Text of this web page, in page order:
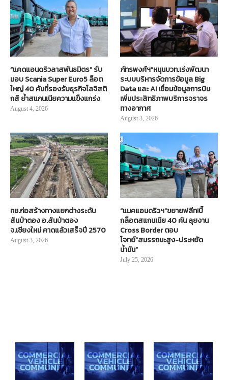
“แคดแอนดริวลาสพันธมิตร” รับ
มอบ Scania Super Euro5 ล็อต
ใหญ่ 40 คันที่รองรับธุรกิจโลจิสติ
กส์ ย้ำสแกนเนียความแข็งแกร่ง
August 4, 2026
ภัทรพงศ์ฯ”หนุนบวท.เร่งพัฒนา
ระบบบริหารจัดการข้อมูล Big
Data และ AI เชื่อมข้อมูลการบิน
เพิ่มประสิทธิภาพบริการจราจร
ทางอากาศ
August 3, 2026
ทช.ก่อสร้างทางแยกต่างระดับ
สันป่าตอง อ.สันป่าตอง
จ.เชียงใหม่ คาดแล้วเสร็จปี 2570
August 3, 2026
“แมคแอนดริวฯ”ขยายฟลีท!บิ๊
กล็อตสแกนเนีย 40 คัน ลุยงาน
Cross Border ตอบ
โจทย์“สมรรถนะสูง-ประหยัด
น้ำมัน”
July 25, 2026